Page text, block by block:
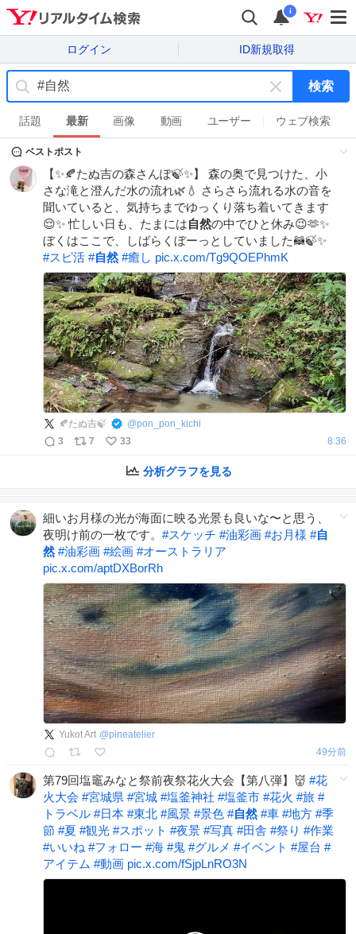
i
ログイン ID新規取得
キ
ー
ワ
ド
を
消
す
検索
話題 最新 画像 動画 ユーザー ウェブ検索
ベストポスト
【✨🍂たぬ吉の森さんぽ🍃✨】 森の奥で見つけた、小
さな滝と澄んだ水の流れ🌿💧 さらさら流れる水の音を
聞いていると、気持ちまでゆっくり落ち着いてきます
😌✨ 忙しい日も、たまには自然の中でひと休み😉🫶✨
ぼくはここで、しばらくぼーっとしていました🦝🍃✨
#スピ活 #自然 #癒し pic.x.com/Tg9QOEPhmK
🍂たぬ吉🍃 @pon_pon_kichi
3
7 33 8:36
分析グラフを見る
細いお月様の光が海面に映る光景も良いな〜と思う、
夜明け前の一枚です。 #スケッチ #油彩画 #お月様 #自
然 #油彩画 #絵画 #オーストラリア
pic.x.com/aptDXBorRh
Yukot Art @pineatelier
49分前
第79回塩竈みなと祭前夜祭花火大会【第八弾】👹 #花
火大会 #宮城県 #宮城 #塩釜神社 #塩釜市 #花火 #旅 #
トラベル #日本 #東北 #風景 #景色 #自然 #車 #地方 #季
節 #夏 #観光 #スポット #夜景 #写真 #田舎 #祭り #作業
#いいね #フォロー #海 #鬼 #グルメ #イベント #屋台 #
アイテム #動画 pic.x.com/fSjpLnRO3N